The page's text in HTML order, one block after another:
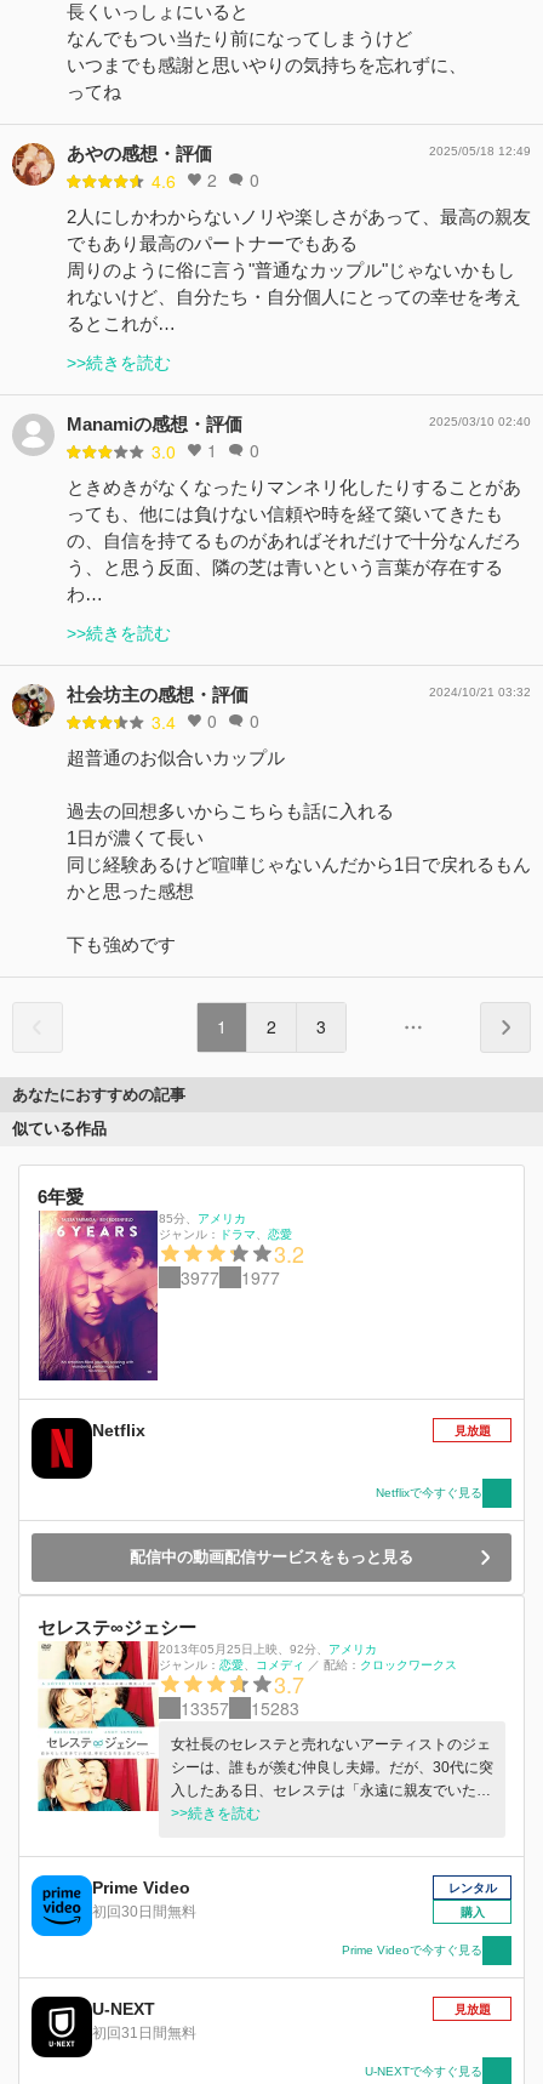
長くいっしょにいると
なんでもつい当たり前になってしまうけど
いつまでも感謝と思いやりの気持ちを忘れずに、
ってね
あやの感想・評価
4.6 2 0
2025/05/18 12:49
2人にしかわからないノリや楽しさがあって、最高の親友
でもあり最高のパートナーでもある
周りのように俗に言う"普通なカップル"じゃないかもし
れないけど、自分たち・自分個人にとっての幸せを考え
るとこれが…
>>続きを読む
Manamiの感想・評価
3.0 1 0
2025/03/10 02:40
ときめきがなくなったりマンネリ化したりすることがあ
っても、他には負けない信頼や時を経て築いてきたも
の、自信を持てるものがあればそれだけで十分なんだろ
う、と思う反面、隣の芝は青いという言葉が存在する
わ…
>>続きを読む
社会坊主の感想・評価
3.4 0 0
2024/10/21 03:32
超普通のお似合いカップル
過去の回想多いからこちらも話に入れる
1日が濃くて長い
同じ経験あるけど喧嘩じゃないんだから1日で戻れるもん
かと思った感想
下も強めです
1 2 3
あなたにおすすめの記事
似ている作品
6年愛
85分
アメリカ
ジャンル：
ドラマ 恋愛
3.2
3977 1977
Netflix 見放題
Netflixで今すぐ見る
配信中の動画配信サービスをもっと見る
セレステ∞ジェシー
2013年05月25日上映 92分
アメリカ
ジャンル： 恋愛 コメディ ／ 配給： クロックワークス
3.7
13357 15283
女社長のセレステと売れないアーティストのジェ
シーは、誰もが羨む仲良し夫婦。だが、30代に突
入したある日、セレステは「永遠に親友でいた
い」と離婚を決意する。ジェシーは未練たらたら
が…。
>>続きを読む
Prime Video
初回30日間無料
レンタル
購入
Prime Videoで今すぐ見る
U-NEXT
初回31日間無料
見放題
U-NEXTで今すぐ見る